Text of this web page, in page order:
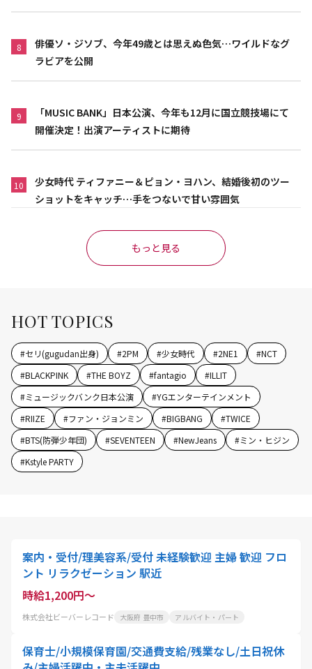
8
俳優ソ・ジソブ、今年49歳とは思えぬ色気…ワイルドなグ
ラビアを公開
9
「MUSIC BANK」日本公演、今年も12月に国立競技場にて
開催決定！出演アーティストに期待
10
少女時代 ティファニー＆ピョン・ヨハン、結婚後初のツー
ショットをキャッチ…手をつないで甘い雰囲気
もっと見る
HOT TOPICS
#セリ(gugudan出身) #2PM #少女時代 #2NE1 #NCT
#BLACKPINK #THE BOYZ #fantagio #ILLIT
#ミュージックバンク日本公演 #YGエンターテインメント
#RIIZE #ファン・ジョンミン #BIGBANG #TWICE
#BTS(防弾少年団) #SEVENTEEN #NewJeans #ミン・ヒジン
#Kstyle PARTY
案内・受付/理美容系/受付 未経験歓迎 主婦 歓迎 フロ
ント リラクゼーション 駅近
時給1,200円～
株式会社ビーバーレコード 大阪府 豊中市 アルバイト・パート
保育士/小規模保育園/交通費支給/残業なし/土日祝休